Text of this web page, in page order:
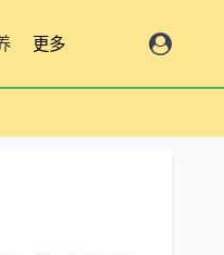
更多